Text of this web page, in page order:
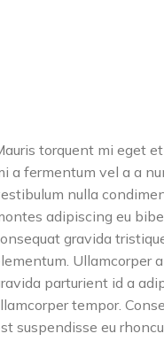
torquent mi eget
a fermentum vel a a
nulla
adipiscing eu
gravida
Ullamcorper
parturient id a
tempor.
suspendisse eu